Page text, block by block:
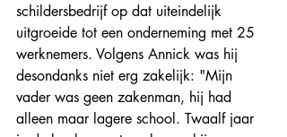
schildersbedrijf op dat uiteindelijk
uitgroeide tot een onderneming met 25
werknemers. Volgens Annick was hij
desondanks niet erg zakelijk: "Mijn
vader was geen zakenman, hij had
alleen maar lagere school. Twaalf jaar